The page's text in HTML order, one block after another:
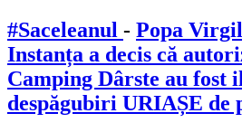
#Saceleanul - Popa
Instanța a decis că
Camping Dârste au fost
despăgubiri URIAȘE de